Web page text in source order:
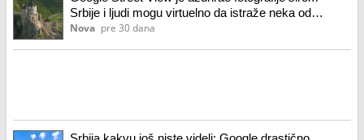
Srbije i ljudi mogu virtuelno da istraže neka od
najprepoznatljivijih mesta
Nova pre 30 dana